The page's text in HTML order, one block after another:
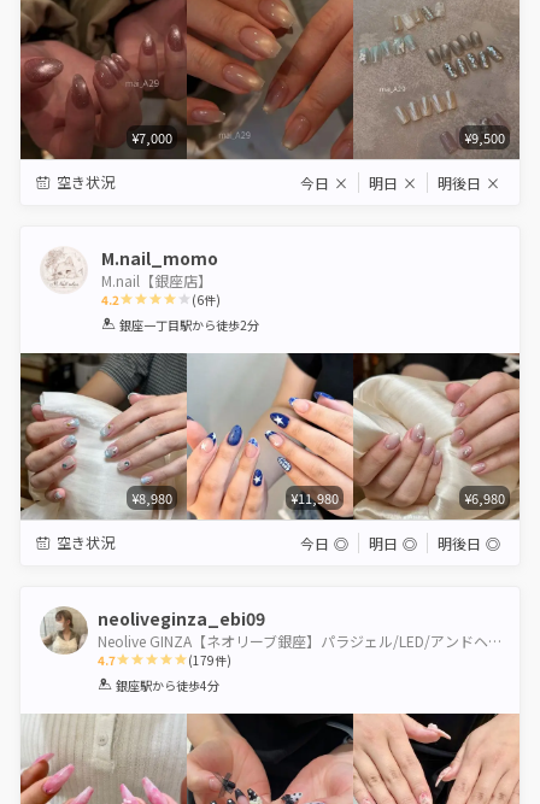
¥7,000 ¥9,500
空き状況 今日 × 明日 × 明後日 ×
M.nail_momo
M.nail【銀座店】
4.2
1 2 3 4 5
(6件)
銀座一丁目駅から徒歩2分
¥8,980 ¥11,980 ¥6,980
空き状況 今日 ◎ 明日 ◎ 明後日 ◎
neoliveginza_ebi09
Neolive GINZA【ネオリーブ銀座】パラジェル/LED/アンドヘルシー導入店
4.7
1 2 3 4 5
(179件)
銀座駅から徒歩4分